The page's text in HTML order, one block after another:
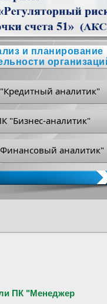
и планирование
аналитик"
"Бизнес-аналитик"
аналитик"
ПК "Менеджер